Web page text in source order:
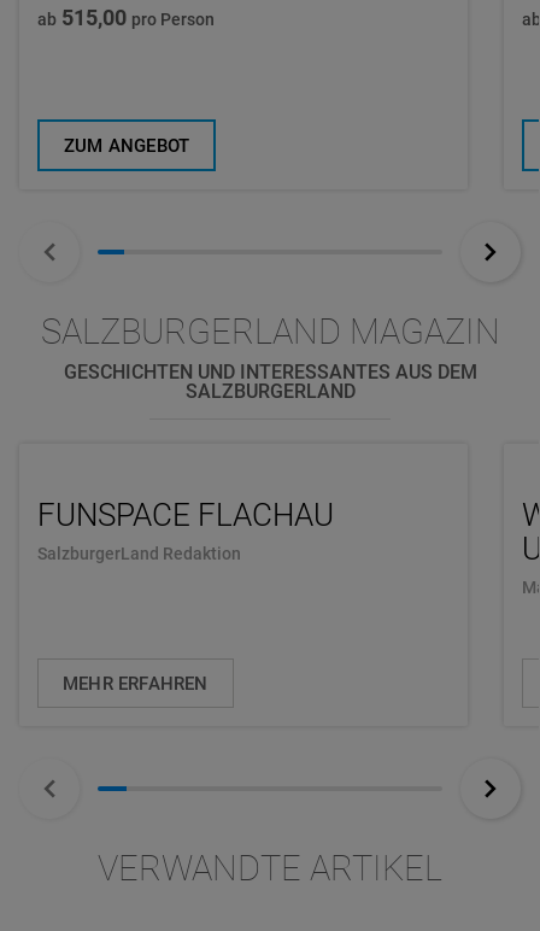
ab 515,00 pro Person
ZUM ANGEBOT
ab
SALZBURGERLAND MAGAZIN
GESCHICHTEN UND INTERESSANTES AUS DEM
SALZBURGERLAND
FUNSPACE FLACHAU
SalzburgerLand Redaktion
MEHR ERFAHREN
VERWANDTE ARTIKEL